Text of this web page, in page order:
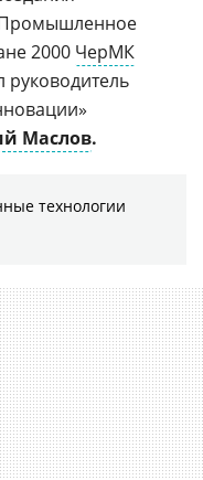
Промышленное
2000 ЧерМК
руководитель
Маслов.
технологии